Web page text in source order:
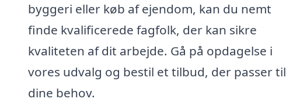
byggeri eller køb af ejendom, kan du nemt
finde kvalificerede fagfolk, der kan sikre
kvaliteten af dit arbejde. Gå på opdagelse i
vores udvalg og bestil et tilbud, der passer til
dine behov.